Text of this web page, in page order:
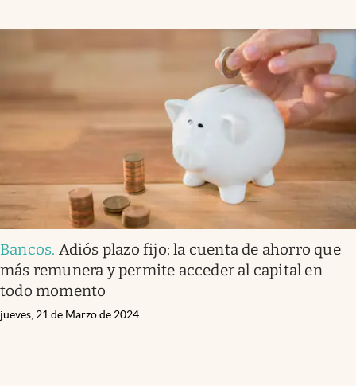
Bancos. Adiós plazo fijo: la cuenta de ahorro que
más remunera y permite acceder al capital en
todo momento
jueves, 21 de Marzo de 2024